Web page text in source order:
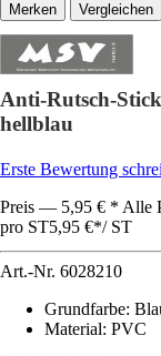
Vergleichen
Anti-Rutsch-
hellblau
Erste Bewertung
Preis — 5,95 € * Alle
pro ST5,95 €*/ ST
Art.-Nr. 6028210
Grundfarbe:
Material: PVC